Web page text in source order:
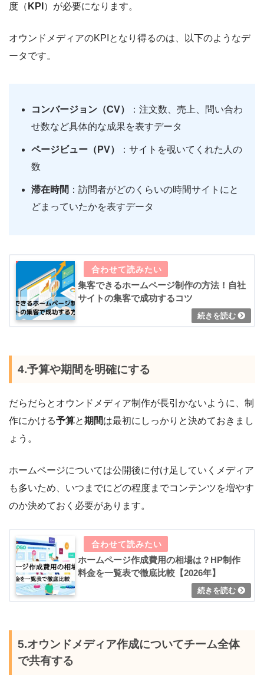
度（ KPI ）が必要になります。
オウンドメディアのKPIとなり得るのは、以下のようなデ
ータです。
コンバージョン（CV）
：注文数、売上、問い合わ
せ数など具体的な成果を表すデータ
ページビュー（PV）
：サイトを覗いてくれた人の
数
滞在時間 ：訪問者がどのくらいの時間サイトにと
どまっていたかを表すデータ
集客できるホームページ制作の方法！自社
サイトの集客で成功するコツ
4.予算や期間を明確にする
だらだらとオウンドメディア制作が長引かないように、制
作にかける予算と期間は最初にしっかりと決めておきまし
ょう。
ホームページについては公開後に付け足していくメディア
も多いため、いつまでにどの程度までコンテンツを増やす
のか決めておく必要があります。
ホームページ作成費用の相場は？HP制作
料金を一覧表で徹底比較【2026年】
5.オウンドメディア作成についてチーム全体
で共有する